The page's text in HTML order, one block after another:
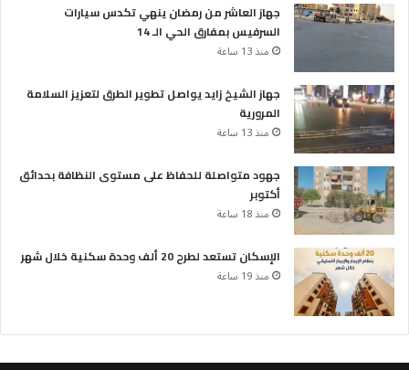
جهاز العاشر من رمضان ينهي تكدس سيارات
السرفيس بمفارق الحي الـ 14
منذ 13 ساعة
جهاز الشيخ زايد يواصل تطوير الطرق لتعزيز السلامة
المرورية
منذ 13 ساعة
جهود متواصلة للحفاظ على مستوى النظافة بحدائق
أكتوبر
منذ 18 ساعة
الإسكان تستعد لطرح 20 ألف وحدة سكنية خلال شهر
منذ 19 ساعة